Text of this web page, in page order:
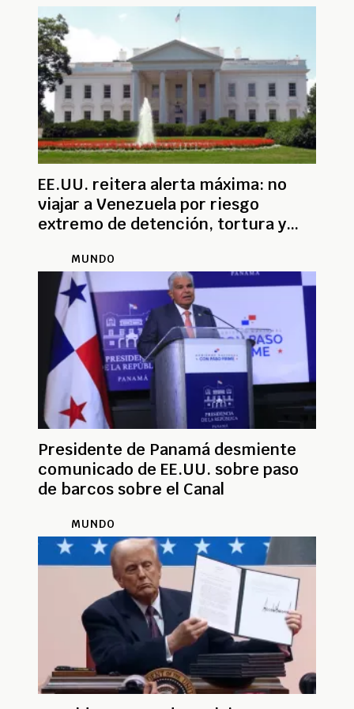
EE.UU. reitera alerta máxima: no
viajar a Venezuela por riesgo
extremo de detención, tortura y
MUNDO
Presidente de Panamá desmiente
comunicado de EE.UU. sobre paso
de barcos sobre el Canal
MUNDO